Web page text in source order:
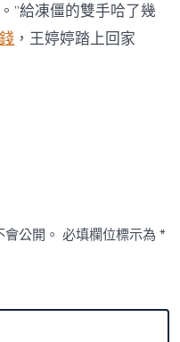
”給凍僵的雙手哈了幾
，王婷婷踏上回家
公開。 必填欄位標示為*